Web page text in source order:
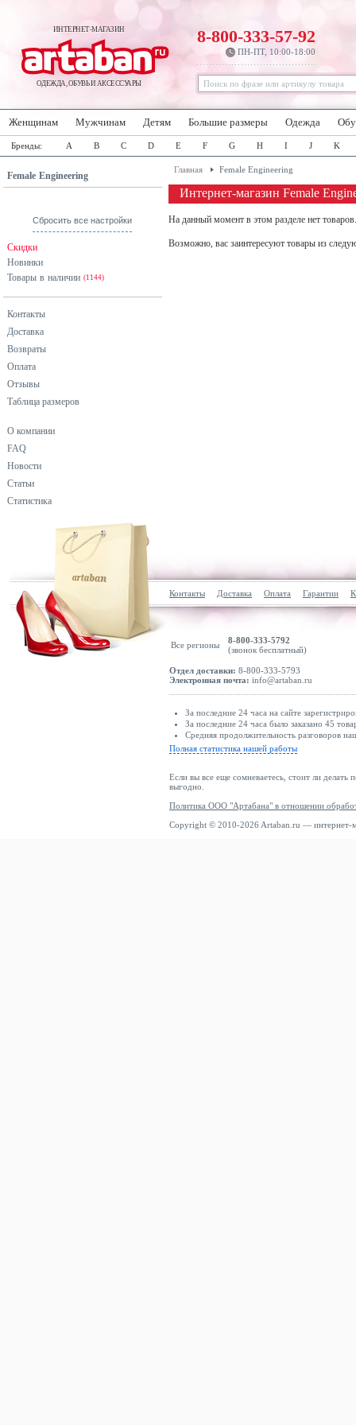
ИНТЕРНЕТ-МАГАЗИН
ОДЕЖДА, ОБУВЬ И АКСЕССУАРЫ
8-800-333-57-92
ПН-ПТ, 10:00-18:00
Женщинам Мужчинам Детям Большие размеры Одежда
Бренды: A B C D E F G H I J K
Female Engineering
Сбросить все настройки
Скидки
Новинки
Товары в наличии (1144)
Контакты
Доставка
Возвраты
Оплата
Отзывы
Таблица размеров
О компании
FAQ
Новости
Статьи
Статистика
Главная Female Engineering
Интернет-магазин Female
На данный момент в этом разделе нет
Возможно, вас заинтересуют товары из
Контакты Доставка Оплата Гарантии
Все регионы
8-800-333-5792
(звонок бесплатный)
Отдел доставки: 8-800-333-5793
Электронная почта: info@artaban.ru
За последние 24 часа на сайте
За последние 24 часа было заказано 45
Средняя продолжительность разговоров
Полная статистика нашей работы
Если вы все еще сомневаетесь, стоит ли делать
выгодно.
Политика ООО "Артабана" в отношении
Copyright © 2010-2026 Artaban.ru — интернет-